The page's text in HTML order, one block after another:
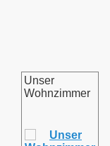
Unser
Wohnzimmer